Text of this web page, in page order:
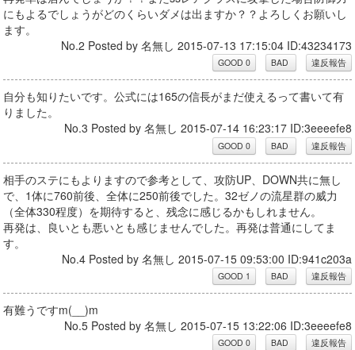
にもよるでしょうがどのくらいダメは出ますか？？よろしくお願いし
ます。
No.2 Posted by 名無し 2015-07-13 17:15:04 ID:43234173
自分も知りたいです。公式には165の信長がまだ使えるって書いて有
りました。
No.3 Posted by 名無し 2015-07-14 16:23:17 ID:3eeeefe8
相手のステにもよりますので参考として、攻防UP、DOWN共に無し
で、1体に760前後、全体に250前後でした。32ゼノの流星群の威力
（全体330程度）を期待すると、残念に感じるかもしれません。
再発は、良いとも悪いとも感じませんでした。再発は普通にしてま
す。
No.4 Posted by 名無し 2015-07-15 09:53:00 ID:941c203a
有難うですm(__)m
No.5 Posted by 名無し 2015-07-15 13:22:06 ID:3eeeefe8